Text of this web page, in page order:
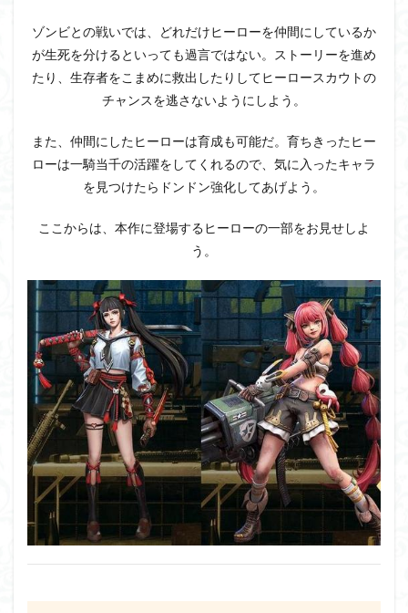
ゾンビとの戦いでは、どれだけヒーローを仲間にしているか
が生死を分けるといっても過言ではない。ストーリーを進め
たり、生存者をこまめに救出したりしてヒーロースカウトの
チャンスを逃さないようにしよう。
また、仲間にしたヒーローは育成も可能だ。育ちきったヒー
ローは一騎当千の活躍をしてくれるので、気に入ったキャラ
を見つけたらドンドン強化してあげよう。
ここからは、本作に登場するヒーローの一部をお見せしよ
う。